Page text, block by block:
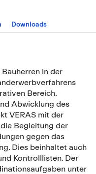
Downloads
in der
Bereich.
Abwicklung des
VERAS mit der
Begleitung der
gegen das
Dies beinhaltet auch
Kontrolllisten. Der
unter